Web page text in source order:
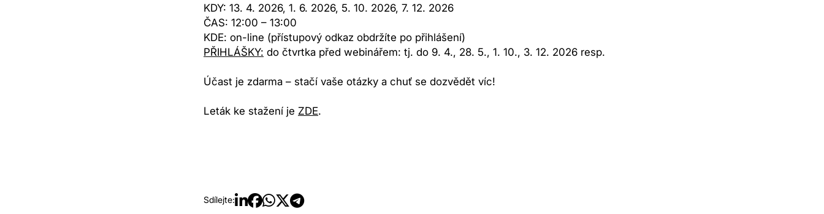
KDY: 13. 4. 2026, 1. 6. 2026, 5. 10. 2026, 7. 12. 2026
ČAS: 12:00 – 13:00
KDE: on-line (přístupový odkaz obdržíte po přihlášení)
PŘIHLÁŠKY: do čtvrtka před webinářem: tj. do 9. 4., 28. 5., 1. 10., 3. 12. 2026 resp.
Účast je zdarma – stačí vaše otázky a chuť se dozvědět víc!
Leták ke stažení je ZDE.
Sdílejte: